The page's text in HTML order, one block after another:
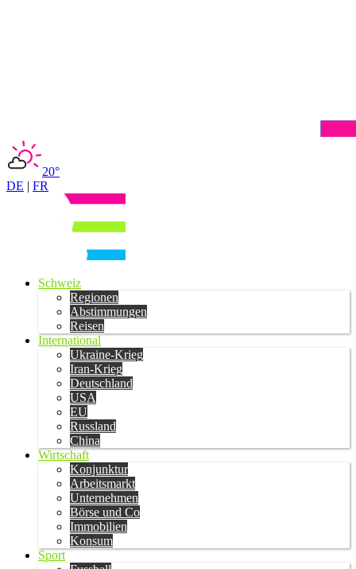
20°
DE | FR
Schweiz
Regionen
Abstimmungen
Reisen
International
Ukraine-Krieg
Iran-Krieg
Deutschland
USA
EU
Russland
China
Wirtschaft
Konjunktur
Arbeitsmarkt
Unternehmen
Börse und Co
Immobilien
Konsum
Sport